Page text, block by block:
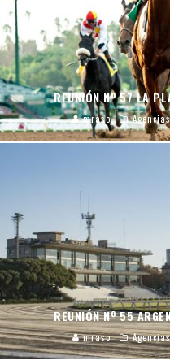
REUNIÓN Nº 57 LA
mraso
REUNIÓN Nº 55
mraso